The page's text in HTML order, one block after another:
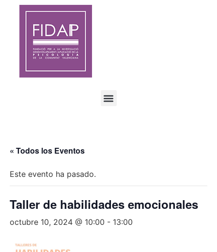
« Todos los Eventos
Este evento ha pasado.
Taller de habilidades emocionales
octubre 10, 2024 @ 10:00 - 13:00